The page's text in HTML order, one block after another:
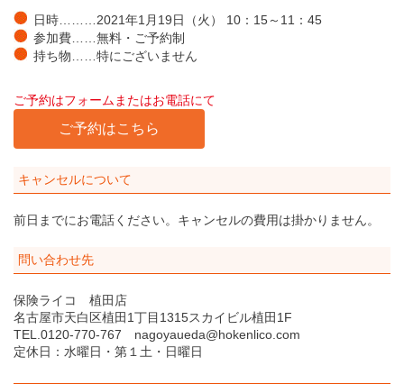
日時………2021年1月19日（火） 10：15～11：45
参加費……無料・ご予約制
持ち物……特にございません
ご予約はフォームまたはお電話にて
ご予約はこちら
キャンセルについて
前日までにお電話ください。キャンセルの費用は掛かりません。
問い合わせ先
保険ライコ 植田店
名古屋市天白区植田1丁目1315スカイビル植田1F
TEL.0120-770-767 nagoyaueda@hokenlico.com
定休日：水曜日・第１土・日曜日